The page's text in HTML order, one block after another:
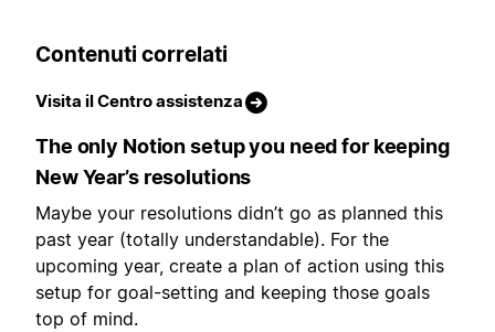
Contenuti correlati
Visita il Centro assistenza
The only Notion setup you need for keeping
New Year’s resolutions
Maybe your resolutions didn’t go as planned this
past year (totally understandable). For the
upcoming year, create a plan of action using this
setup for goal-setting and keeping those goals
top of mind.